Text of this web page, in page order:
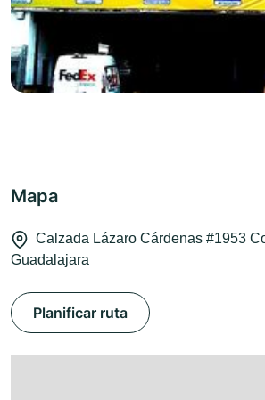
Mapa
Calzada Lázaro Cárdenas #1953
Guadalajara
Planificar ruta